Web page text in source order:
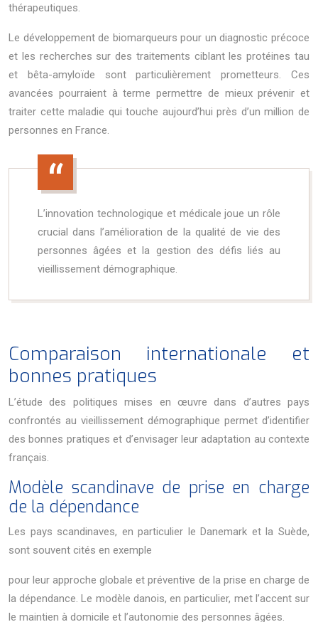
thérapeutiques.
Le développement de biomarqueurs pour un diagnostic précoce
et les recherches sur des traitements ciblant les protéines tau
et bêta-amyloïde sont particulièrement prometteurs. Ces
avancées pourraient à terme permettre de mieux prévenir et
traiter cette maladie qui touche aujourd’hui près d’un million de
personnes en France.
L’innovation technologique et médicale joue un rôle
crucial dans l’amélioration de la qualité de vie des
personnes âgées et la gestion des défis liés au
vieillissement démographique.
Comparaison internationale et
bonnes pratiques
L’étude des politiques mises en œuvre dans d’autres pays
confrontés au vieillissement démographique permet d’identifier
des bonnes pratiques et d’envisager leur adaptation au contexte
français.
Modèle scandinave de prise en charge
de la dépendance
Les pays scandinaves, en particulier le Danemark et la Suède,
sont souvent cités en exemple
pour leur approche globale et préventive de la prise en charge de
la dépendance. Le modèle danois, en particulier, met l’accent sur
le maintien à domicile et l’autonomie des personnes âgées.